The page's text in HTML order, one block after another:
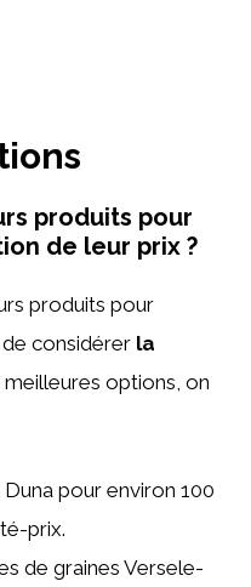
produits pour
de leur prix ?
produits pour
considérer la
meilleures options, on
pour environ 100
prix.
de graines Versele-